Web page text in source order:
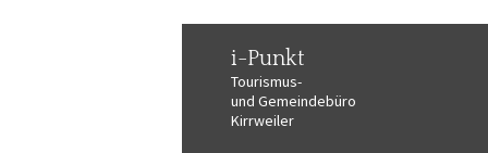
i-Punkt
Tourismus-
und Gemeindebüro
Kirrweiler